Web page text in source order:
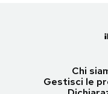
Chi
Gestisci le